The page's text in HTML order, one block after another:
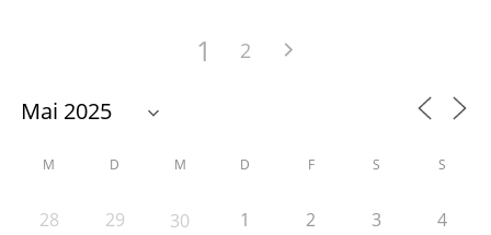
1 2
M D M D F S S
28 29 30 1 2 3 4